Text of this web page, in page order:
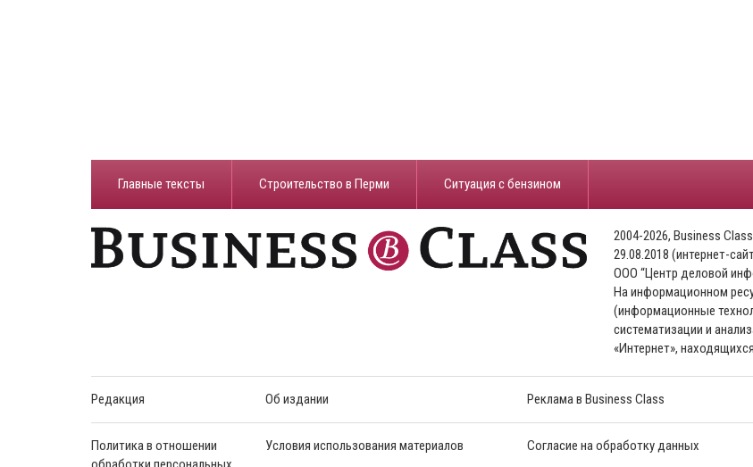
Главные тексты Строительство в Перми ​Ситуация с бензином
2004-2026, Business
29.08.2018 (интернет-
ООО “Центр деловой
На информационном
(информационные
систематизации и
«Интернет»,
Редакция Об издании Реклама в Business Class
Политика в отношении
Условия использования материалов Согласие на обработку данных